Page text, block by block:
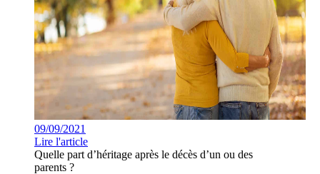
09/09/2021
Lire l'article
Quelle part d’héritage après le décès d’un ou des
parents ?